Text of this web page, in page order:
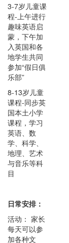
3-7岁儿童课
程-上午进行
趣味英语启
蒙，下午加
入英国和各
地学生共同
参加“假日俱
乐部”
8-13岁儿童
课程-同步英
国本土小学
课程，学习
英语、数
学、科学、
地理、艺术
与音乐等科
目
日常安排：
活动： 家长
每天可以参
加各种文